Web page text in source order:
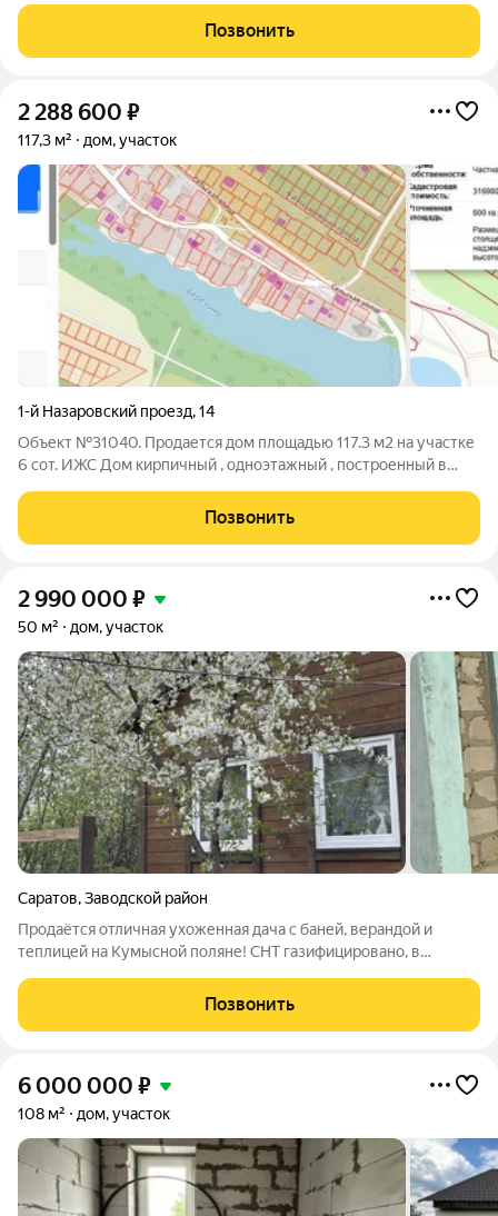
40м2 кухня гостинная и комната в собственности. Газ по
границе, электричество подъезд к даче
Позвонить
2 288 600 ₽
117,3 м² дом, участок
1-й Назаровский проезд,14
Объект №31040. Продается дом площадью 117.3 м2 на участке
6 сот. ИЖС Дом кирпичный , одноэтажный , построенный в
остановка общественного транспорта. Все коммуникации
подведены к участку. .
Позвонить
2 990 000 ₽
50 м² дом, участок
Саратов,Заводской район
Продаётся отличная ухоженная дача с баней, верандой и
теплицей на Кумысной поляне! СНТ газифицировано, в
Новый каркасный дом 46м с верандой 26м+старый жилой дом
из которого планировали сделать
Позвонить
6 000 000 ₽
108 м² дом, участок